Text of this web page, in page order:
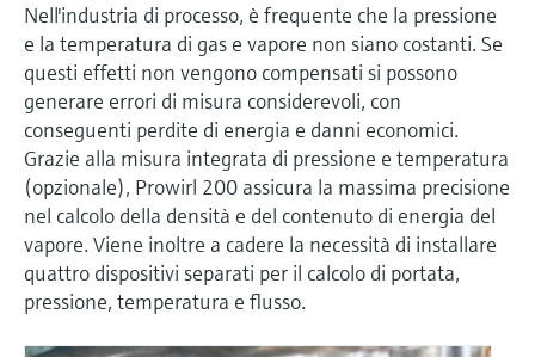
Accesso a Device Viewer
Trova informazioni e documentazione
specifiche sul prodotto
Trova i ricambi giusti
Trova i ricambi per codice prodotto, codice
ordine o numero di serie
microonde
Misura del livello tramite la misura
della pressione
Visualizza tutti
microonde
Memosens technology
Visualizza tutti
dell'eccellenza operativa e dei
modelli decisionali
Nell'industria di processo, è frequente che la pressione
e la temperatura di gas e vapore non siano costanti. Se
questi effetti non vengono compensati si possono
generare errori di misura considerevoli, con
conseguenti perdite di energia e danni economici.
Grazie alla misura integrata di pressione e temperatura
(opzionale), Prowirl 200 assicura la massima precisione
nel calcolo della densità e del contenuto di energia del
vapore. Viene inoltre a cadere la necessità di installare
quattro dispositivi separati per il calcolo di portata,
pressione, temperatura e flusso.